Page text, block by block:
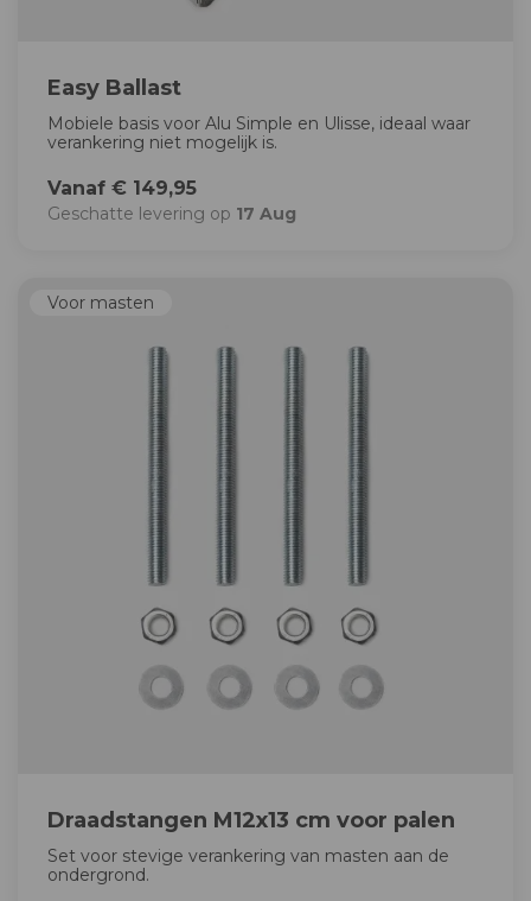
Easy Ballast
Mobiele basis voor Alu Simple en Ulisse, ideaal waar
verankering niet mogelijk is.
Vanaf € 149,95
Geschatte levering op 17 Aug
Voor masten
Draadstangen M12x13 cm voor palen
Set voor stevige verankering van masten aan de
ondergrond.